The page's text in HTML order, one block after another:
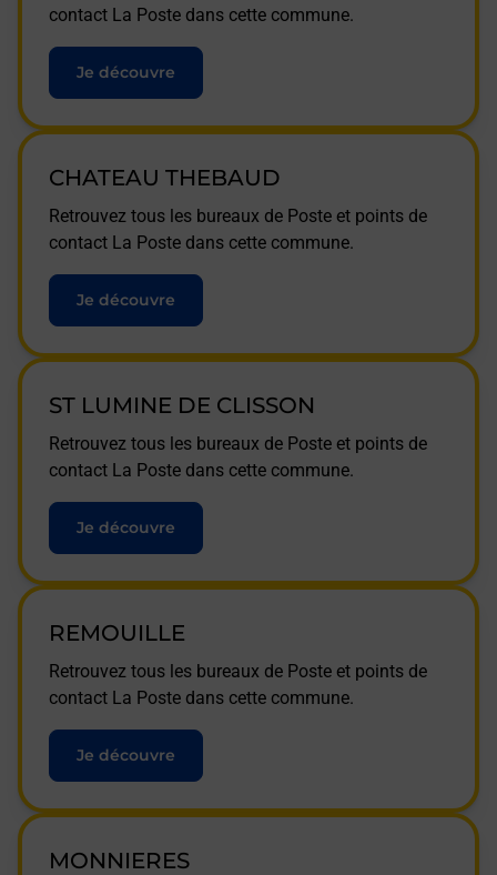
contact La Poste dans cette commune.
Je découvre
CHATEAU THEBAUD
Retrouvez tous les bureaux de Poste et points de
contact La Poste dans cette commune.
Je découvre
ST LUMINE DE CLISSON
Retrouvez tous les bureaux de Poste et points de
contact La Poste dans cette commune.
Je découvre
REMOUILLE
Retrouvez tous les bureaux de Poste et points de
contact La Poste dans cette commune.
Je découvre
MONNIERES